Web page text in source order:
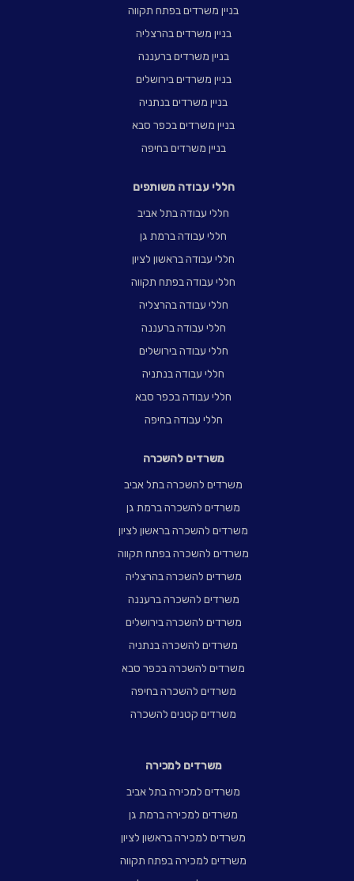
בניין משרדים בפתח תקווה
בניין משרדים בהרצליה
בניין משרדים ברעננה
בניין משרדים בירושלים
בניין משרדים בנתניה
בניין משרדים בכפר סבא
בניין משרדים בחיפה
חללי עבודה משותפים
חללי עבודה בתל אביב
חללי עבודה ברמת גן
חללי עבודה בראשון לציון
חללי עבודה בפתח תקווה
חללי עבודה בהרצליה
חללי עבודה ברעננה
חללי עבודה בירושלים
חללי עבודה בנתניה
חללי עבודה בכפר סבא
חללי עבודה בחיפה
משרדים להשכרה
משרדים להשכרה בתל אביב
משרדים להשכרה ברמת גן
משרדים להשכרה בראשון לציון
משרדים להשכרה בפתח תקווה
משרדים להשכרה בהרצליה
משרדים להשכרה ברעננה
משרדים להשכרה בירושלים
משרדים להשכרה בנתניה
משרדים להשכרה בכפר סבא
משרדים להשכרה בחיפה
משרדים קטנים להשכרה
משרדים למכירה
משרדים למכירה בתל אביב
משרדים למכירה ברמת גן
משרדים למכירה בראשון לציון
משרדים למכירה בפתח תקווה